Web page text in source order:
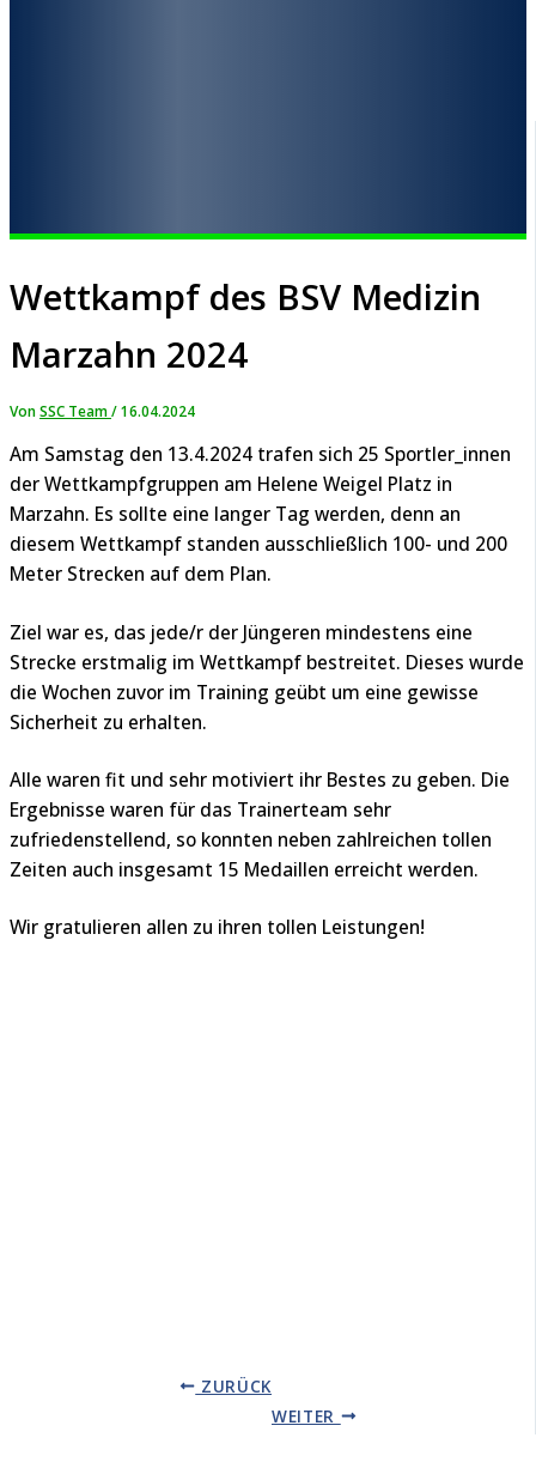
Wettkampf des BSV Medizin
Marzahn 2024
VonSSC Team/16.04.2024
Am Samstag den 13.4.2024 trafen sich 25 Sportler_innen
der Wettkampfgruppen am Helene Weigel Platz in
Marzahn. Es sollte eine langer Tag werden, denn an
diesem Wettkampf standen ausschließlich 100- und 200
Meter Strecken auf dem Plan.
Ziel war es, das jede/r der Jüngeren mindestens eine
Strecke erstmalig im Wettkampf bestreitet. Dieses wurde
die Wochen zuvor im Training geübt um eine gewisse
Sicherheit zu erhalten.
Alle waren fit und sehr motiviert ihr Bestes zu geben. Die
Ergebnisse waren für das Trainerteam sehr
zufriedenstellend, so konnten neben zahlreichen tollen
Zeiten auch insgesamt 15 Medaillen erreicht werden.
Wir gratulieren allen zu ihren tollen Leistungen!
ZURÜCK
WEITER